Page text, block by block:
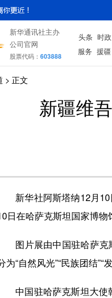
新华通讯社主办
公司官网
股票代码： 603888
头条 时政
服务 援疆
> 正文
新疆维
新华社阿斯塔纳12月10
日在哈萨克斯坦国家博物
图片展由中国驻哈萨克斯
为“自然风光”“民族团结”“
中国驻哈萨克斯坦大使